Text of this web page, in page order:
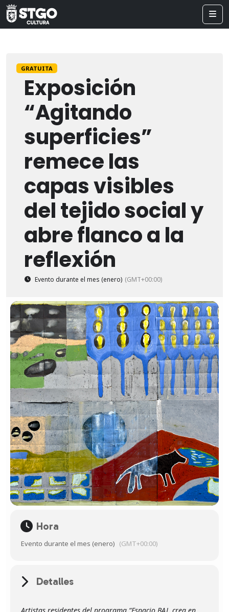
GRATUITA
Exposición
“Agitando
superficies”
remece las
capas visibles
del tejido social y
abre flanco a la
reflexión
Evento durante el mes (enero) (GMT+00:00)
Hora
Evento durante el mes (enero) (GMT+00:00)
Detalles